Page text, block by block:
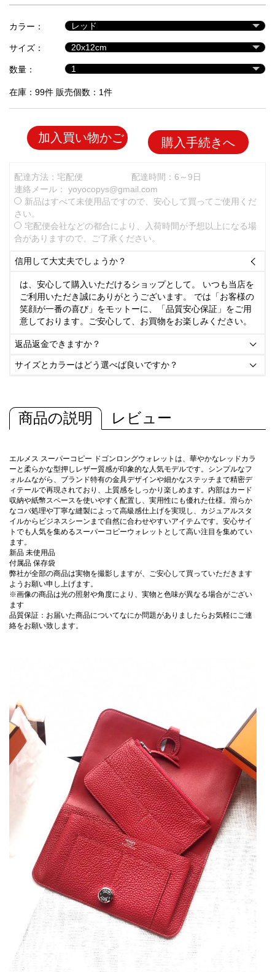
セ
ル
品
カラー：
サイズ：
数量：
在庫：99件 販売個数：1件
加入買い物かご 購入手続きへ
配達方法：宅配便
配達時間：6～9日
連絡メール： yoyocopys@gmail.com
新品はすべて未使用品ですので、安心して買ってご使用くだ
さい。
宅配便会社などの都合により、入荷時間が予想以上になる場
合がありますので、ご了承ください。
信用して大丈夫でしょうか？ 
は、安心して購入いただけるショップとして。 いつも当店を
ご利用いただき誠にありがとうございます。 では「お客様の
笑顔が一番の喜び」をモットーに、「品質安心保証」をご用
意しております。ご安心して、お買物をお楽しみください。
返品返金できますか？ 
サイズとカラーはどう選べば良いですか？ 
商品の説明 レビュー
エルメス スーパーコピー ドゴンロングウォレットは、華やかなレッドカラ
ーと柔らかな型押しレザー質感が印象的な人気モデルです。シンプルなフ
ォルムながら、ブランド特有の金具デザインや細かなステッチまで精密デ
ィテールで再現されており、上質感をしっかり楽しめます。内部はカード
収納や紙幣スペースを使いやすく配置し、実用性にも優れた仕様。滑らか
なコバ処理や丁寧な縫製によって高級感仕上げを実現し、カジュアルスタ
イルからビジネスシーンまで自然に合わせやすいアイテムです。安心サイ
トでも人気を集めるスーパーコピーウォレットとして高い注目を集めてい
ます。
新品 未使用品
付属品 保存袋
弊社が全部の商品は実物を撮影しますが、ご安心して買っていただきます
ようお願い申し上げます。
※画像の商品は光の照射や角度により、実物と色味が異なる場合がござい
ます
品質保証：お届いた商品についてなにか問題がありましたらお気軽にご連
絡をお願い致します。